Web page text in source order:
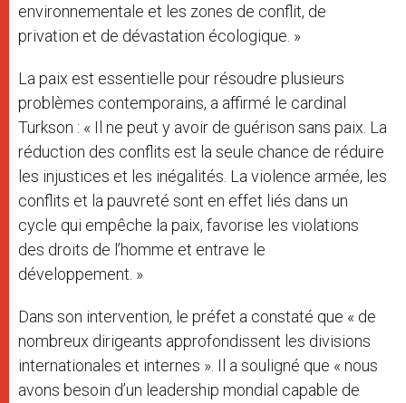
environnementale et les zones de conflit, de
privation et de dévastation écologique. »
La paix est essentielle pour résoudre plusieurs
problèmes contemporains, a affirmé le cardinal
Turkson : « Il ne peut y avoir de guérison sans paix. La
réduction des conflits est la seule chance de réduire
les injustices et les inégalités. La violence armée, les
conflits et la pauvreté sont en effet liés dans un
cycle qui empêche la paix, favorise les violations
des droits de l’homme et entrave le
développement. »
Dans son intervention, le préfet a constaté que « de
nombreux dirigeants approfondissent les divisions
internationales et internes ». Il a souligné que « nous
avons besoin d’un leadership mondial capable de